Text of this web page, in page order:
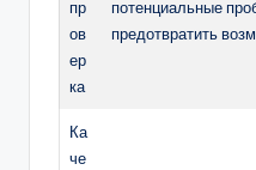
пр
ов
ер
ка
потенциальные
предотвратить
Ка
че